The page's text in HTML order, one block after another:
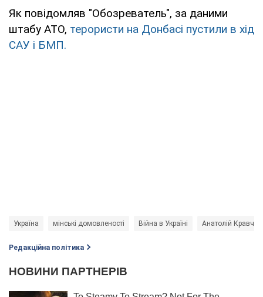
Як повідомляв "Обозреватель", за даними
штабу АТО, терористи на Донбасі пустили в хід
САУ і БМП.
Україна мінські домовленості Війна в Україні Анатолій Кравчук
Редакційна політика